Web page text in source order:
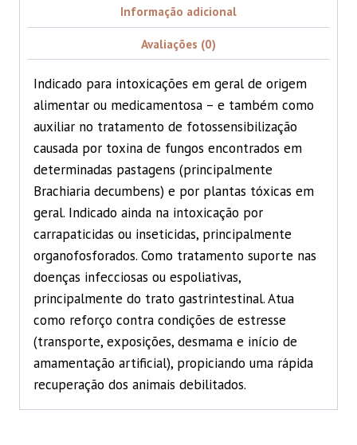
Informação adicional
Avaliações (0)
Indicado para intoxicações em geral de origem
alimentar ou medicamentosa – e também como
auxiliar no tratamento de fotossensibilização
causada por toxina de fungos encontrados em
determinadas pastagens (principalmente
Brachiaria decumbens) e por plantas tóxicas em
geral. Indicado ainda na intoxicação por
carrapaticidas ou inseticidas, principalmente
organofosforados. Como tratamento suporte nas
doenças infecciosas ou espoliativas,
principalmente do trato gastrintestinal. Atua
como reforço contra condições de estresse
(transporte, exposições, desmama e início de
amamentação artificial), propiciando uma rápida
recuperação dos animais debilitados.